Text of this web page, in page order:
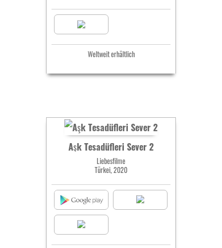
Weltweit erhältlich
Aşk Tesadüfleri Sever 2
Liebesfilme
Türkei, 2020